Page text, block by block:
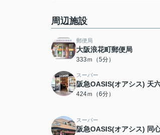
周辺施設
郵便局
大阪浪花町郵便局
333ｍ（5分）
スーパー
阪急OASIS(オアシス) 天
424ｍ（6分）
スーパー
阪急OASIS(オアシス) 同